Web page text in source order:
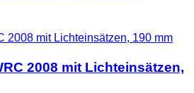
2008 mit Lichteinsätzen,